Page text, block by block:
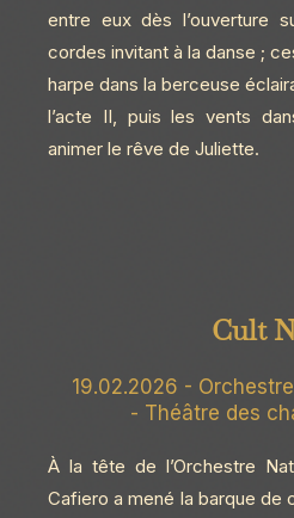
entre eux dès l’ouverture
cordes invitant à la danse ;
harpe dans la berceuse
l’acte II, puis les vents
animer le rêve de Juliette.
Cult
19.02.2026 -
- Théâtre des
À la tête de l’Orchestre
Cafiero a mené la barque de